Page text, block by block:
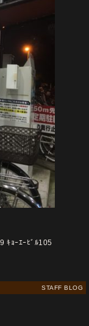
ｷｮｰｴｰﾋﾞﾙ105
STAFF BLOG